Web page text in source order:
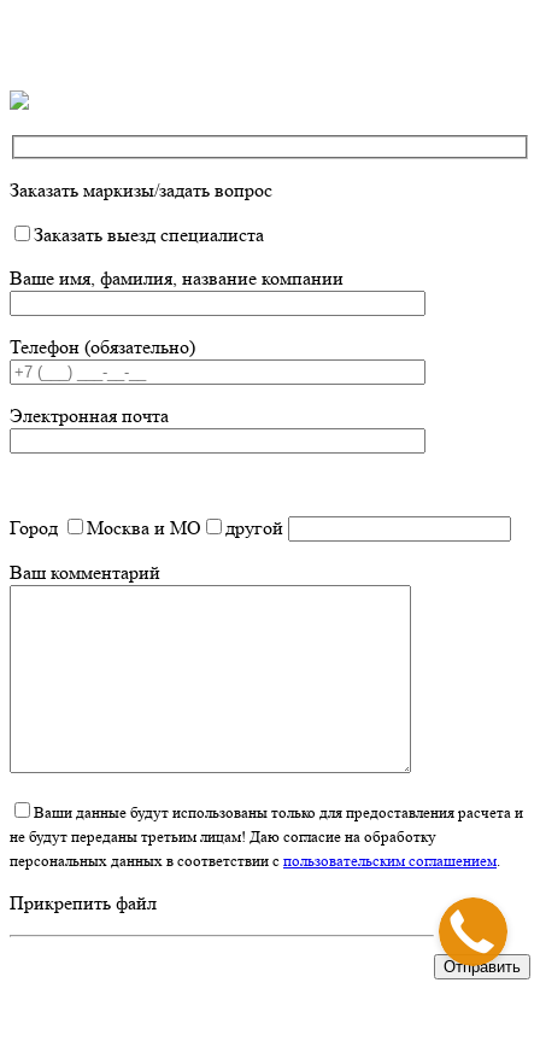
Заказать маркизы/задать вопрос
Заказать выезд специалиста
Ваше имя, фамилия, название компании
Телефон (обязательно)
Электронная почта
Город Москва и МО
другой
Ваш комментарий
Ваши данные будут использованы только для предоставления расчета и
не будут переданы третьим лицам! Даю согласие на обработку
персональных данных в соответствии с пользовательским соглашением
Прикрепить файл